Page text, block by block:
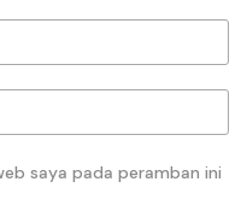
saya pada peramban ini